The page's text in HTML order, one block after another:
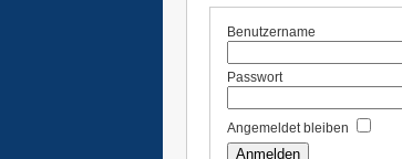
Benutzername
Passwort
Angemeldet bleiben